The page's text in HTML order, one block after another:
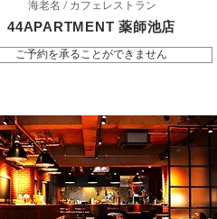
海老名 / カフェレストラン
44APARTMENT 薬師池店
ご予約を承ることができません